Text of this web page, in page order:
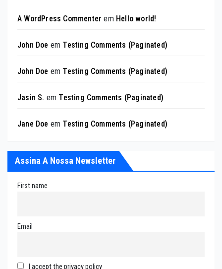
A WordPress Commenter em Hello world!
John Doe em Testing Comments (Paginated)
John Doe em Testing Comments (Paginated)
Jasin S. em Testing Comments (Paginated)
Jane Doe em Testing Comments (Paginated)
Assina A Nossa Newsletter
First name
Email
I accept the privacy policy